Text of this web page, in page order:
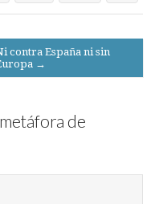
contra España ni sin
→
de